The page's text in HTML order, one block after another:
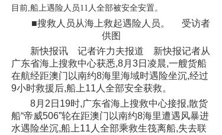
目前,船上遇险人员11人全部被安全安置。
■搜救人员从海上救起遇险人员。 受访者
供图
新快报讯 记者许力夫报道 新快报记者从
广东省海上搜救中心获悉,8月3日凌晨,一艘货船
在航经距澳门以南约8海里海域时遇险坐沉,经过
9小时救援后,船上11人全部安全获救。
8月2日19时,广东省海上搜救中心接报,散货
船“帝威506”轮在距澳门以南约8海里遭遇风暴进
水遇险坐沉,船上11人全部乘救生筏离船,失去联